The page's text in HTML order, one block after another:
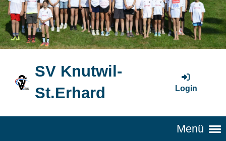
SV Knutwil-
St.Erhard
Login
Menü